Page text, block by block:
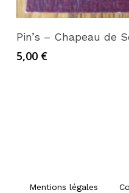
Pin’s – Chapeau de
5,00 €
Mentions légales